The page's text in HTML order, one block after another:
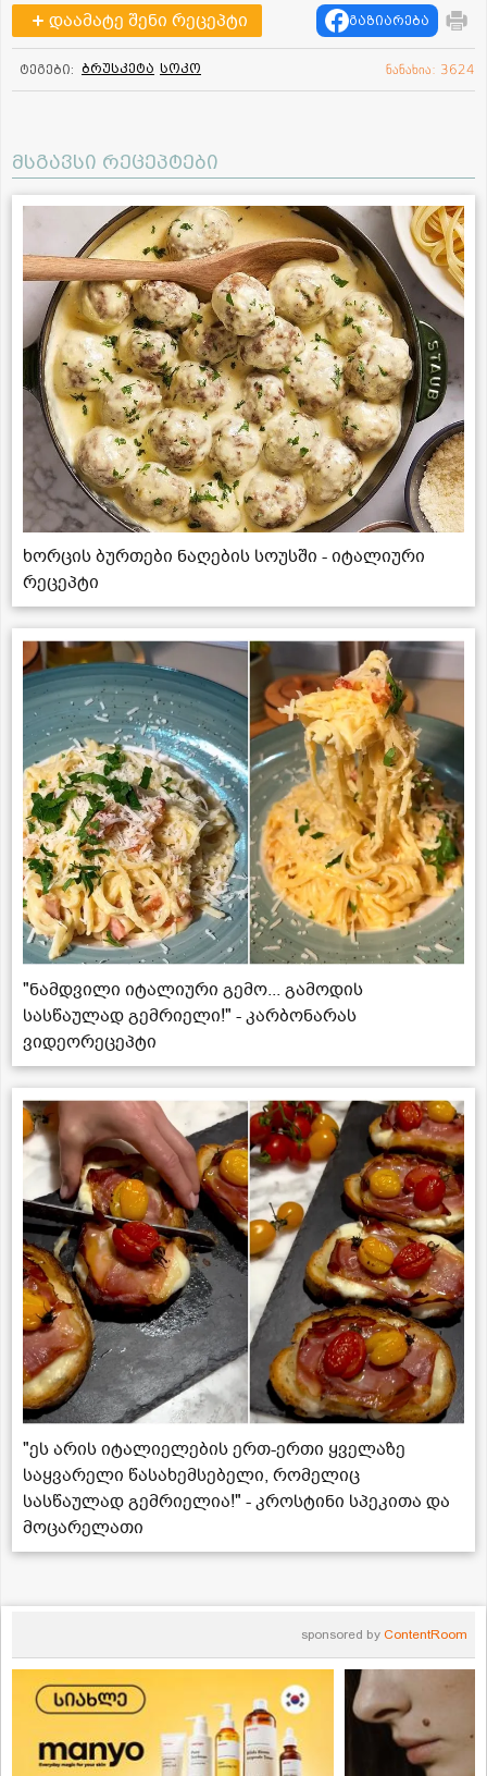
დაამატე შენი რეცეპტი გაზიარება
ტეგები: ბრუსკეტა სოკო ნანახია: 3624
მსგავსი რეცეპტები
ხორცის ბურთები ნაღების სოუსში - იტალიური
რეცეპტი
"ნამდვილი იტალიური გემო... გამოდის
სასწაულად გემრიელი!" - კარბონარას
ვიდეორეცეპტი
"ეს არის იტალიელების ერთ-ერთი ყველაზე
საყვარელი წასახემსებელი, რომელიც
სასწაულად გემრიელია!" - კროსტინი სპეკითა და
მოცარელათი
sponsored by ContentRoom